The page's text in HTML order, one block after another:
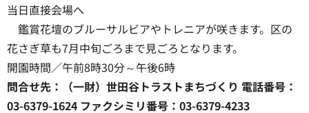
当日直接会場へ
鑑賞花壇のブルーサルビアやトレニアが咲きます。区の
花さぎ草も7月中旬ごろまで見ごろとなります。
開園時間／午前8時30分～午後6時
問合せ先：（一財）世田谷トラストまちづくり 電話番号：
03-6379-1624 ファクシミリ番号：03-6379-4233